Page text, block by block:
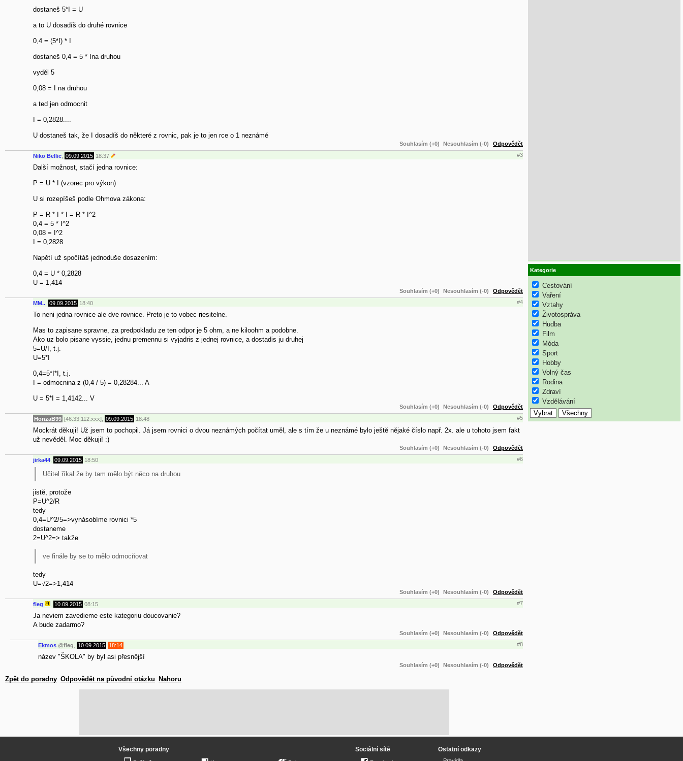
dostaneš 5*I = U
a to U dosadíš do druhé rovnice
0,4 = (5*I) * I
dostaneš 0,4 = 5 * Ina druhou
vyděl 5
0,08 = I na druhou
a ted jen odmocnit
I = 0,2828....
U dostaneš tak, že I dosadíš do některé z rovnic, pak je to jen rce o 1 neznámé
Souhlasím (+0) Nesouhlasím (-0) Odpovědět
Niko Bellic 09.09.2015 18:37 #3
Další možnost, stačí jedna rovnice:
P = U * I (vzorec pro výkon)
U si rozepíšeš podle Ohmova zákona:
P = R * I * I = R * I^2
0,4 = 5 * I^2
0,08 = I^2
I = 0,2828
Napětí už spočítáš jednoduše dosazením:
0,4 = U * 0,2828
U = 1,414
Souhlasím (+0) Nesouhlasím (-0) Odpovědět
MM.. 09.09.2015 18:40 #4
To neni jedna rovnice ale dve rovnice. Preto je to vobec riesitelne.
Mas to zapisane spravne, za predpokladu ze ten odpor je 5 ohm, a ne kiloohm a podobne.
Ako uz bolo pisane vyssie, jednu premennu si vyjadris z jednej rovnice, a dostadis ju druhej
5=U/I, t.j.
U=5*I
0,4=5*I*I, t.j.
I = odmocnina z (0,4 / 5) = 0,28284... A
U = 5*I = 1,4142... V
Souhlasím (+0) Nesouhlasím (-0) Odpovědět
HonzaB99 [46.33.112.xxx], 09.09.2015 18:48 #5
Mockrát děkuji! Už jsem to pochopil. Já jsem rovnici o dvou neznámých počítat uměl, ale s tím že u neznámé bylo ještě nějaké číslo např. 2x. ale u tohoto jsem fakt
už nevěděl. Moc děkuji! :)
Souhlasím (+0) Nesouhlasím (-0) Odpovědět
jirka44 09.09.2015 18:50 #6
Učitel říkal že by tam mělo být něco na druhou
jistě, protože
P=U^2/R
tedy
0,4=U^2/5=>vynásobíme rovnici *5
dostaneme
2=U^2=> takže
ve finále by se to mělo odmocňovat
tedy
U=√2=>1,414
Souhlasím (+0) Nesouhlasím (-0) Odpovědět
fleg 10.09.2015 08:15 #7
Ja neviem zavedieme este kategoriu doucovanie?
A bude zadarmo?
Souhlasím (+0) Nesouhlasím (-0) Odpovědět
Ekmos @fleg 10.09.2015 18:14 #8
název "ŠKOLA" by byl asi přesnější
Souhlasím (+0) Nesouhlasím (-0) Odpovědět
Zpět do poradny Odpovědět na původní otázku Nahoru
Kategorie
Cestování
Vaření
Vztahy
Životospráva
Hudba
Film
Móda
Sport
Hobby
Volný čas
Rodina
Zdraví
Vzdělávání
Všechny poradny Sociální sítě Ostatní odkazy